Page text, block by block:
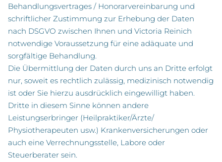
Behandlungsvertrages / Honorarvereinbarung und
schriftlicher Zustimmung zur Erhebung der Daten
nach DSGVO zwischen Ihnen und Victoria Reinich
notwendige Voraussetzung für eine adäquate und
sorgfältige Behandlung.
Die Übermittlung der Daten durch uns an Dritte erfolgt
nur, soweit es rechtlich zulässig, medizinisch notwendig
ist oder Sie hierzu ausdrücklich eingewilligt haben.
Dritte in diesem Sinne können andere
Leistungserbringer (Heilpraktiker/Ärzte/
Physiotherapeuten usw.) Krankenversicherungen oder
auch eine Verrechnungsstelle, Labore oder
Steuerberater sein.